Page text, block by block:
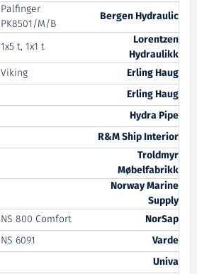
Palfinger
PK8501/M/B
Bergen Hydraulic
1x5 t, 1x1 t
Lorentzen
Hydraulikk
Viking
Erling Haug
Erling Haug
Hydra Pipe
R&M Ship Interior
Troldmyr
Møbelfabrikk
Norway Marine
Supply
NS 800 Comfort
NorSap
NS 6091
Varde
Univa